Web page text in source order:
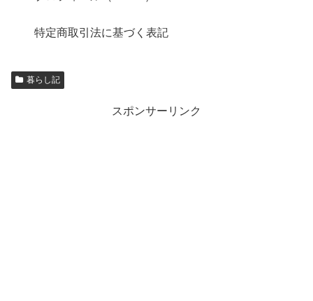
特定商取引法に基づく表記
暮らし記
スポンサーリンク